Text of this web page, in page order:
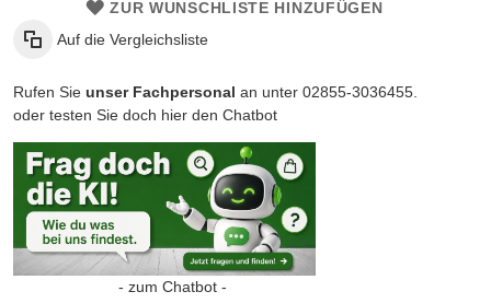
ZUR WUNSCHLISTE HINZUFÜGEN
Auf die Vergleichsliste
Rufen Sie unser Fachpersonal an unter 02855-3036455.
oder testen Sie doch hier den Chatbot
- zum Chatbot -